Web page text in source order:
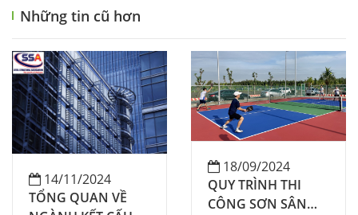
phẩm thép cán
nóng từ Trung
Quốc
Strategic Journey of
Connection,
Creating
Sustainable Value
Những tin cũ hơn
14/11/2024
TỔNG QUAN VỀ
18/09/2024
QUY TRÌNH THI
CÔNG SƠN SÂN